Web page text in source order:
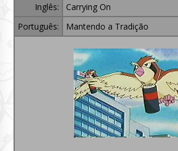
Inglês:
Carrying On
Português:
Mantendo a Tradição